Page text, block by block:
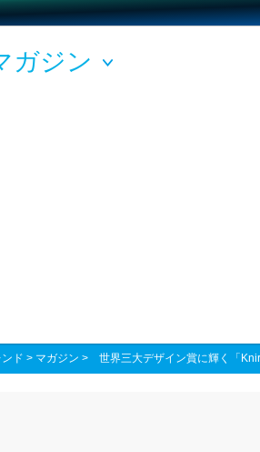
ガジン
ンド > マガジン > 世界三大デザイン賞に輝く「